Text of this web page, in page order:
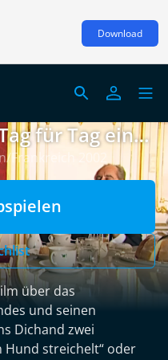
Download
für Tag ein
2002
über das
und seinen
Dichand zwei
Hund streichelt“ oder